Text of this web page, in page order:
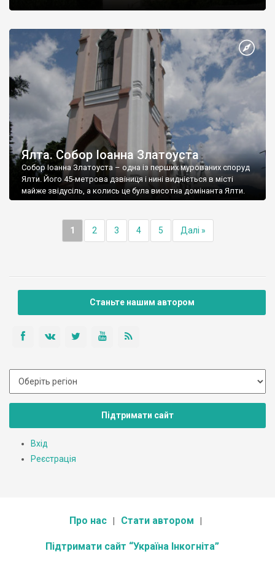
Ялта. Собор Іоанна Златоуста
Собор Іоанна Златоуста – одна із перших мурованих споруд
Ялти. Його 45-метрова дзвіниця і нині видніється в місті
майже звідусіль, а колись це була висотна домінанта Ялти.
1 2 3 4 5 Далі »
Станьте нашим автором
Підтримати сайт
Вхід
Реєстрація
Про нас Стати автором
Підтримати сайт “Україна Інкогніта”